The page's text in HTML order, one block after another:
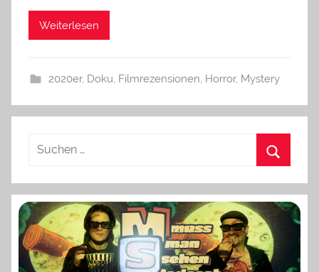
Weiterlesen
2020er, Doku, Filmrezensionen, Horror, Mystery